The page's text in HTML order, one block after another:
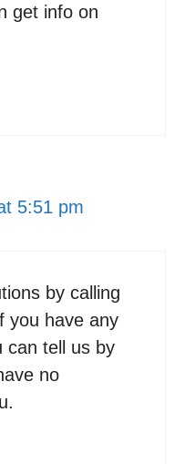
get info on
5:51 pm
by calling
you have any
can tell us by
no